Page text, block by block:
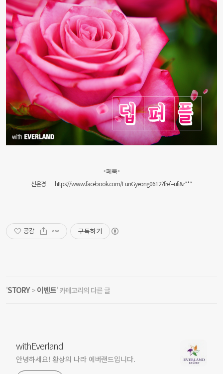
<페북>
신은경 https://www.facebook.com/EunGyeong0612?fref=ufi&r***
공감 구독하기
'STORY> 이벤트' 카테고리의 다른 글
withEverland
안녕하세요! 환상의 나라 에버랜드입니다.